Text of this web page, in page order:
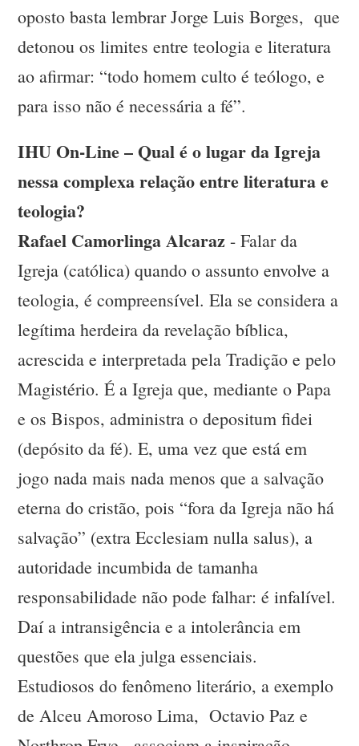
oposto basta lembrar Jorge Luis Borges, que
detonou os limites entre teologia e literatura
ao afirmar: “todo homem culto é teólogo, e
para isso não é necessária a fé”.
IHU On-Line – Qual é o lugar da Igreja
nessa complexa relação entre literatura e
teologia?
Rafael Camorlinga Alcaraz - Falar da
Igreja (católica) quando o assunto envolve a
teologia, é compreensível. Ela se considera a
legítima herdeira da revelação bíblica,
acrescida e interpretada pela Tradição e pelo
Magistério. É a Igreja que, mediante o Papa
e os Bispos, administra o depositum fidei
(depósito da fé). E, uma vez que está em
jogo nada mais nada menos que a salvação
eterna do cristão, pois “fora da Igreja não há
salvação” (extra Ecclesiam nulla salus), a
autoridade incumbida de tamanha
responsabilidade não pode falhar: é infalível.
Daí a intransigência e a intolerância em
questões que ela julga essenciais.
Estudiosos do fenômeno literário, a exemplo
de Alceu Amoroso Lima, Octavio Paz e